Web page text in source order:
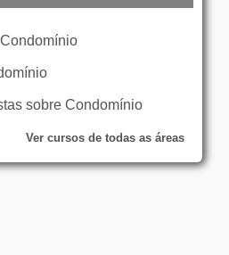
sobre Condomínio
Ver cursos de todas as áreas